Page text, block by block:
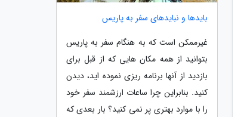
بایدها و نبایدهای سفر به پاریس
غیرممکن است که به هنگام سفر به پاریس
بتوانید از همه مکان هایی که از قبل برای
بازدید از آنها برنامه ریزی نموده اید، دیدن
کنید. بنابراین چرا ساعات ارزشمند سفر خود
را با موارد بهتری پر نمی کنید؟ بار بعدی که